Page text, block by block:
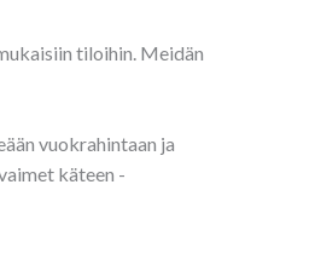
tiloihin. Meidän
vuokrahintaan ja
käteen -